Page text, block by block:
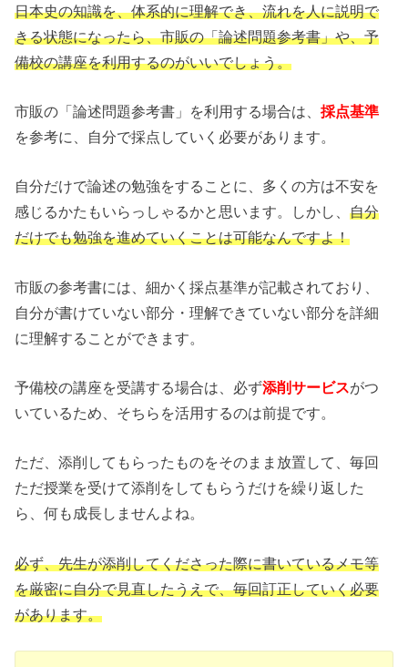
日本史の知識を、体系的に理解でき、流れを人に説明で
きる状態になったら、市販の「論述問題参考書」や、予
備校の講座を利用するのがいいでしょう。
市販の「論述問題参考書」を利用する場合は、採点基準
を参考に、自分で採点していく必要があります。
自分だけで論述の勉強をすることに、多くの方は不安を
感じるかたもいらっしゃるかと思います。しかし、自分
だけでも勉強を進めていくことは可能なんですよ！
市販の参考書には、細かく採点基準が記載されており、
自分が書けていない部分・理解できていない部分を詳細
に理解することができます。
予備校の講座を受講する場合は、必ず添削サービスがつ
いているため、そちらを活用するのは前提です。
ただ、添削してもらったものをそのまま放置して、毎回
ただ授業を受けて添削をしてもらうだけを繰り返した
ら、何も成長しませんよね。
必ず、先生が添削してくださった際に書いているメモ等
を厳密に自分で見直したうえで、毎回訂正していく必要
があります。